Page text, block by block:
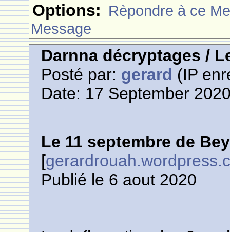
Options: Rèpondre à ce
Message
Darnna décryptages /
Posté par: gerard (IP
Date: 17 September
Le 11 septembre de
[
Publié le 6 aout 2020